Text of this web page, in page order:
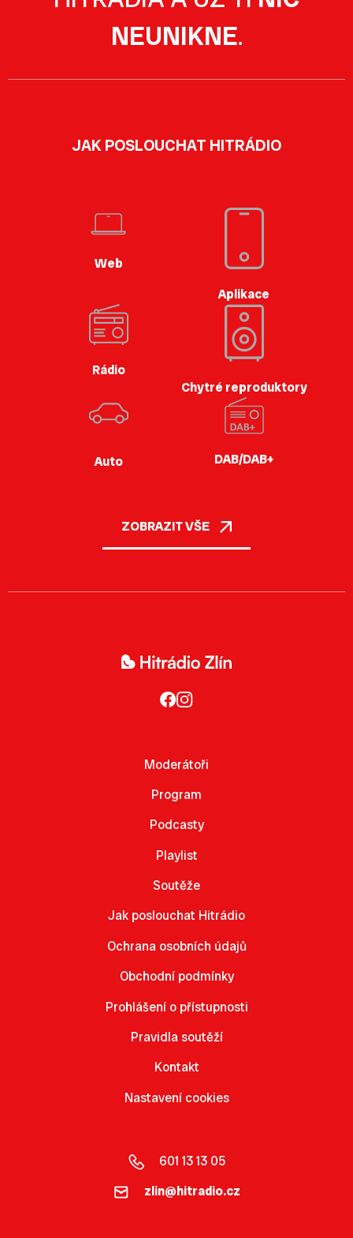
NEUNIKNE.
JAK POSLOUCHAT HITRÁDIO
Web
Aplikace
Rádio
Chytré reproduktory
Auto DAB/DAB+
ZOBRAZIT VŠE
Moderátoři
Program
Podcasty
Playlist
Soutěže
Jak poslouchat Hitrádio
Ochrana osobních údajů
Obchodní podmínky
Prohlášení o přístupnosti
Pravidla soutěží
Kontakt
Nastavení cookies
601 13 13 05
zlin@hitradio.cz